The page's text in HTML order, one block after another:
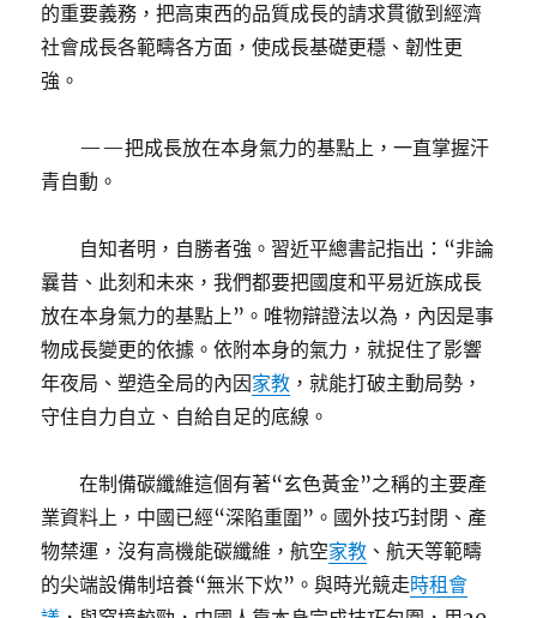
的重要義務，把高東西的品質成長的請求貫徹到經濟
社會成長各範疇各方面，使成長基礎更穩、韌性更
強。
——把成長放在本身氣力的基點上，一直掌握汗
青自動。
自知者明，自勝者強。習近平總書記指出：“非論
曩昔、此刻和未來，我們都要把國度和平易近族成長
放在本身氣力的基點上”。唯物辯證法以為，內因是事
物成長變更的依據。依附本身的氣力，就捉住了影響
年夜局、塑造全局的內因家教 ，就能打破主動局勢，
守住自力自立、自給自足的底線。
在制備碳纖維這個有著“玄色黃金”之稱的主要產
業資料上，中國已經“深陷重圍”。國外技巧封閉、產
物禁運，沒有高機能碳纖維，航空家教 、航天等範疇
的尖端設備制培養“無米下炊”。與時光競走時租會